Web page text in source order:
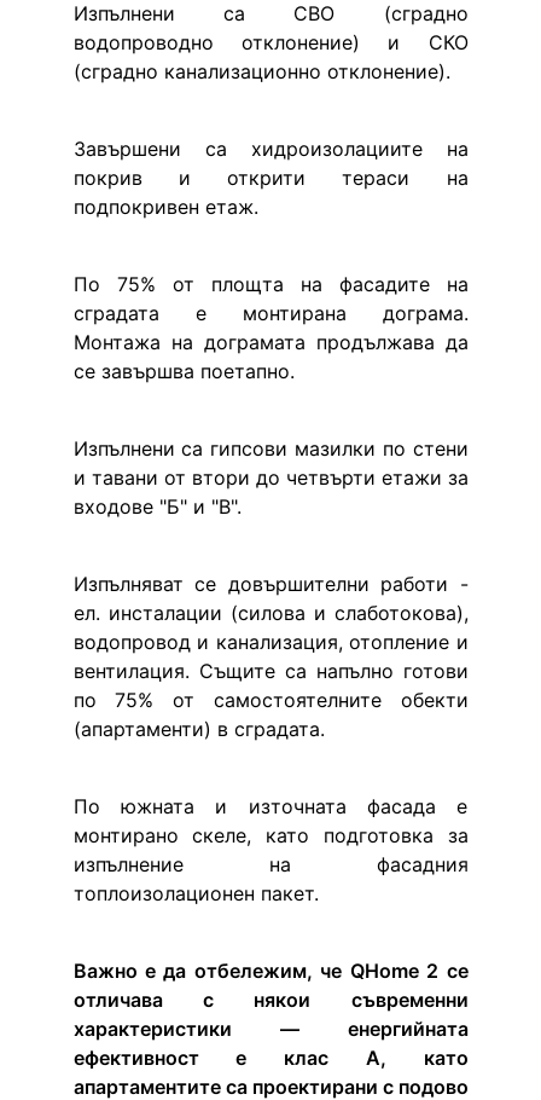
Изпълнени са СВО (сградно
водопроводно отклонение) и СКО
(сградно канализационно отклонение).
Завършени са хидроизолациите на
покрив и открити тераси на
подпокривен етаж.
По 75% от площта на фасадите на
сградата е монтирана дограма.
Монтажа на дограмата продължава да
се завършва поетапно.
Изпълнени са гипсови мазилки по стени
и тавани от втори до четвърти етажи за
входове "Б" и "В".
Изпълняват се довършителни работи -
ел. инсталации (силова и слаботокова),
водопровод и канализация, отопление и
вентилация. Същите са напълно готови
по 75% от самостоятелните обекти
(апартаменти) в сградата.
По южната и източната фасада е
монтирано скеле, като подготовка за
изпълнение на фасадния
топлоизолационен пакет.
Важно е да отбележим, че QHome 2 се
отличава с някои съвременни
характеристики — енергийната
ефективност е клас A, като
апартаментите са проектирани с подово